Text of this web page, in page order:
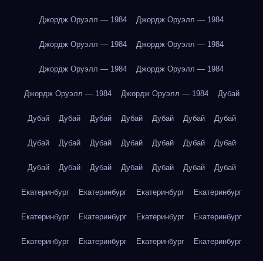
Джордж Оруэлл — 1984 Джордж Оруэлл — 1984
Джордж Оруэлл — 1984 Джордж Оруэлл — 1984
Джордж Оруэлл — 1984 Джордж Оруэлл — 1984
Джордж Оруэлл — 1984 Джордж Оруэлл — 1984 Дубай
Дубай Дубай Дубай Дубай Дубай Дубай Дубай
Дубай Дубай Дубай Дубай Дубай Дубай Дубай
Дубай Дубай Дубай Дубай Дубай Дубай Дубай
Екатеринбург Екатеринбург Екатеринбург Екатеринбург
Екатеринбург Екатеринбург Екатеринбург Екатеринбург
Екатеринбург Екатеринбург Екатеринбург Екатеринбург